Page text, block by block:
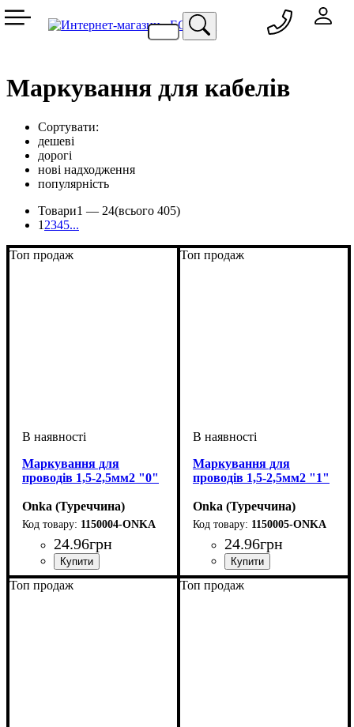
Маркування для кабелів
Сортувати:
дешеві
дорогі
нові надходження
популярність
Товари1 — 24(всього 405)
1 2345...
Топ продаж
Маркування для
проводів 1,5-2,5мм2 "0"
Onka (Туреччина)
1150004-ONKA
24.96грн
Обладнання: засувка
Для перетину, мм2: 1,5-2,5
Символ: '0
Топ продаж
Маркування для
проводів 1,5-2,5мм2 "1"
Onka (Туреччина)
1150005-ONKA
24.96грн
Обладнання: засувка
Для перетину, мм2: 1,5-2,5
Символ: 1
Топ продаж Топ продаж